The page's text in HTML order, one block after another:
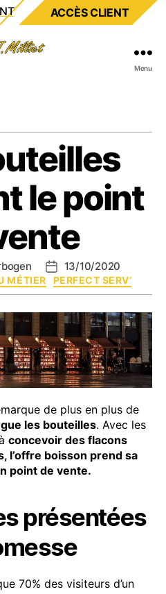
ACCÈS CLIENT
Menu
le point
Date
de
l’article
13/10/2020
Catégories
MÉTIER PERFECT SERV’
de plus en plus de
les bouteilles. Avec les
concevoir des flacons
l’offre boisson prend sa
point de vente.
présentées
70% des visiteurs d’un